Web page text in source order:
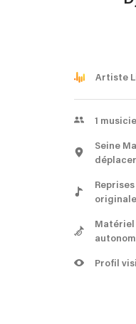
Artiste
1
Seine
Matériel
Profil